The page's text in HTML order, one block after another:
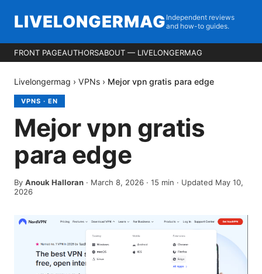
LIVELONGERMAG Independent reviews
and how-to guides.
FRONT PAGEAUTHORSABOUT — LIVELONGERMAG
Livelongermag › VPNs › Mejor vpn gratis para edge
VPNS · EN
Mejor vpn gratis
para edge
By Anouk Halloran · March 8, 2026 · 15 min · Updated May 10,
2026